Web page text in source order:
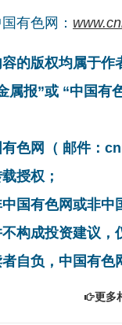
有色网：
的版权均属于作
属报”或 “中国
色网（ 邮件：
授权；
国有色网或非
构成投资建议，
自负，中国有色
更多